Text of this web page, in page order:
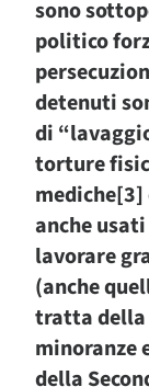
sono
politico
detenuti
di
torture
mediche[3]
anche
lavorare
(anche
tratta della
minoranze
della